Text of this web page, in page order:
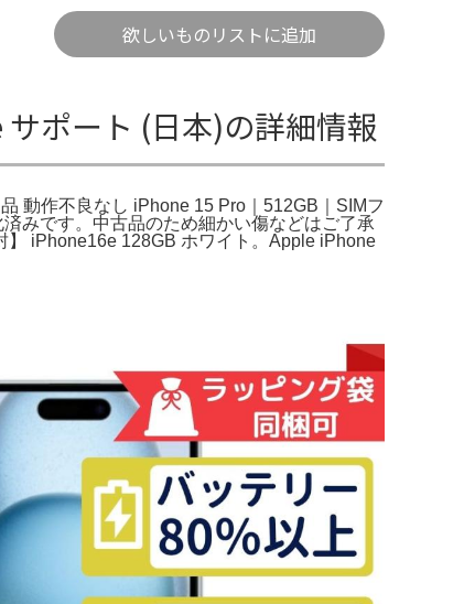
欲しいものリストに追加
ポート (日本)の詳細情報
動作不良なし iPhone 15 Pro｜512GB｜SIMフ
みです。中古品のため細かい傷などはご了承
】 iPhone16e 128GB ホワイト。Apple iPhone